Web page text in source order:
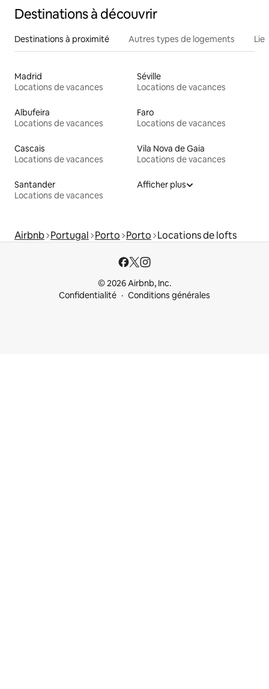
Destinations à découvrir
Destinations à proximité Autres types de logements
Madrid
Locations de vacances
Séville
Locations de vacances
Albufeira
Locations de vacances
Faro
Locations de vacances
Cascais
Locations de vacances
Vila Nova de Gaia
Locations de vacances
Santander
Locations de vacances
Afficher plus
Airbnb Portugal Porto Porto Locations de lofts
© 2026 Airbnb, Inc.
Confidentialité
Conditions générales